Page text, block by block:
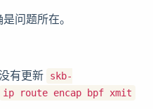
问题所在。
有更新
skb-
ip route encap bpf xmit